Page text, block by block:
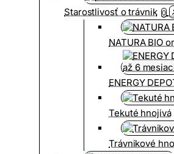
Starostlivosť o trávnik 0
NATURA BIO
ENERGY
Tekuté hnojivá
Trávnikové